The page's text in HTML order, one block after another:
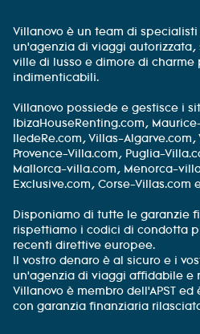
Villanovo è un team di
un'agenzia di viaggi
ville di lusso e dimore di charme
indimenticabili.
Villanovo possiede e gestisce i
IbizaHouseRenting.com,
IledeRe.com, Villas-
Provence-Villa.com, Puglia-
Mallorca-villa.com, Menorca-
Exclusive.com, Corse-Villas.com
Disponiamo di tutte le garanzie
rispettiamo i codici di condotta
recenti direttive europee.
Il vostro denaro è al sicuro e i
un'agenzia di viaggi affidabile e
Villanovo è membro dell'APST
con garanzia finanziaria